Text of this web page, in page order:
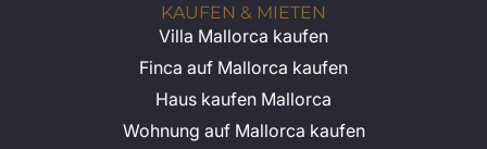
KAUFEN & MIETEN
Villa Mallorca kaufen
Finca auf Mallorca kaufen
Haus kaufen Mallorca
Wohnung auf Mallorca kaufen